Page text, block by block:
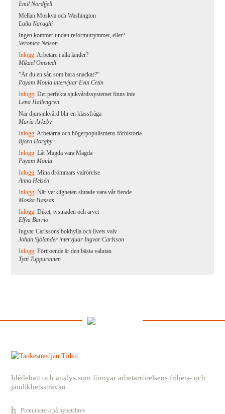
Emil Nordfjell
Mellan Moskva och Washington
Laila Naraghi
Ingen kommer undan reformutrymmet, eller?
Veronica Nelson
Inlogg:Arbetare i alla länder?
Mikael Omstedt
”Är du en sån som bara snackar?”
Payam Moula intervjuar Evin Cetin
Inlogg:Det perfekta sjukvårdssystemet finns inte
Lena Hallengren
När djursjukvård blir en klassfråga
Maria Arkeby
Inlogg:Arbetarna och högerpopulismens förhistoria
Björn Horgby
Inlogg:Låt Magda vara Magda
Payam Moula
Inlogg:Mina drömmars valrörelse
Anna Helsén
Inlogg:När verkligheten slutade vara vår fiende
Moska Hassas
Inlogg:Diket, tystnaden och arvet
Elfva Barrio
Ingvar Carlssons bokhylla och livets valv
Johan Sjölander intervjuar Ingvar Carlsson
Inlogg:Förtroende är den bästa valutan
Tytti Tuppurainen
Idédebatt och analys som förnyar arbetarrörelsens frihets- och
jämlikhetssträvan
Prenumerera på nyhetsbrev